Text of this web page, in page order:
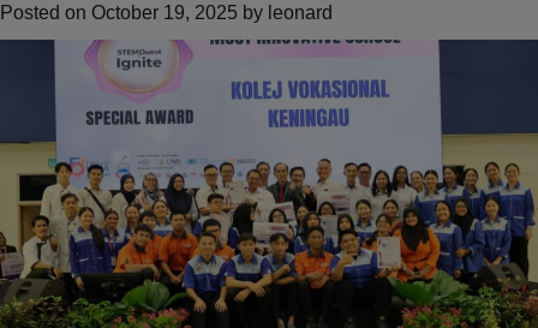
Posted on October 19, 2025 by leonard